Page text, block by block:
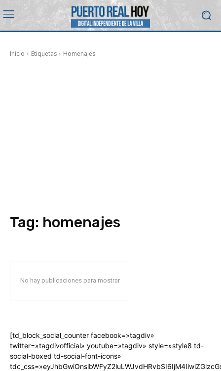
Inicio Etiquetas Homenajes
Tag: homenajes
No hay publicaciones para mostrar
[td_block_social_counter facebook=»tagdiv»
twitter=»tagdivofficial» youtube=»tagdiv» style=»style8 td-
social-boxed td-social-font-icons»